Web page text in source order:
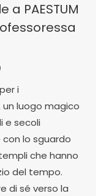
PAESTUM
i
un luogo magico
e secoli
lo sguardo
che hanno
del tempo.
di sé verso la